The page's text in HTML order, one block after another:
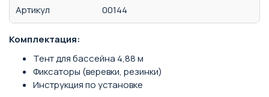
Артикул 00144
Комплектация:
Тент для бассейна 4,88 м
Фиксаторы (веревки, резинки)
Инструкция по установке